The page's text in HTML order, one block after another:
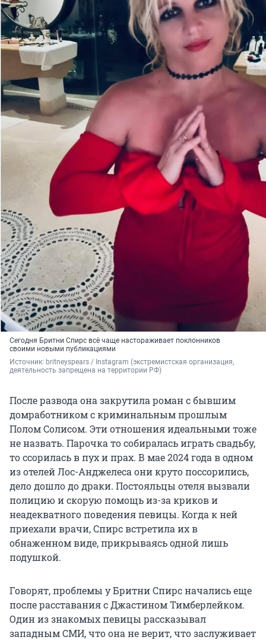
Сегодня Бритни Спирс всё чаще настораживает поклонников
своими новыми публикациями
Источник: britneyspears / Instagram (экстремистская организация,
деятельность запрещена на территории РФ)
После развода она закрутила роман с бывшим
домработником с криминальным прошлым
Полом Солисом. Эти отношения идеальными тоже
не назвать. Парочка то собиралась играть свадьбу,
то ссорилась в пух и прах. В мае 2024 года в одном
из отелей Лос-Анджелеса они круто поссорились,
дело дошло до драки. Постояльцы отеля вызвали
полицию и скорую помощь из-за криков и
неадекватного поведения певицы. Когда к ней
приехали врачи, Спирс встретила их в
обнаженном виде, прикрываясь одной лишь
подушкой.
Говорят, проблемы у Бритни Спирс начались еще
после расставания с Джастином Тимберлейком.
Один из знакомых певицы рассказывал
западным СМИ, что она не верит, что заслуживает